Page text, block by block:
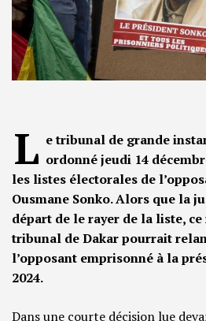
L e tribunal de grande
ordonné jeudi 14
les listes électorales de
Ousmane Sonko. Alors que la
départ de le rayer de la liste,
tribunal de Dakar pourrait
l’opposant emprisonné à la
2024.
Dans une courte décision lue